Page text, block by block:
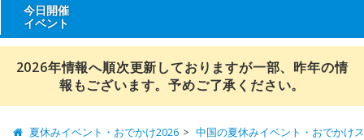
今日開催
イベント
2026年情報へ順次更新しておりますが一部、昨年の情
報もございます。予めご了承ください。
夏休みイベント・おでかけ2026 中国の夏休みイベント・おでかけ